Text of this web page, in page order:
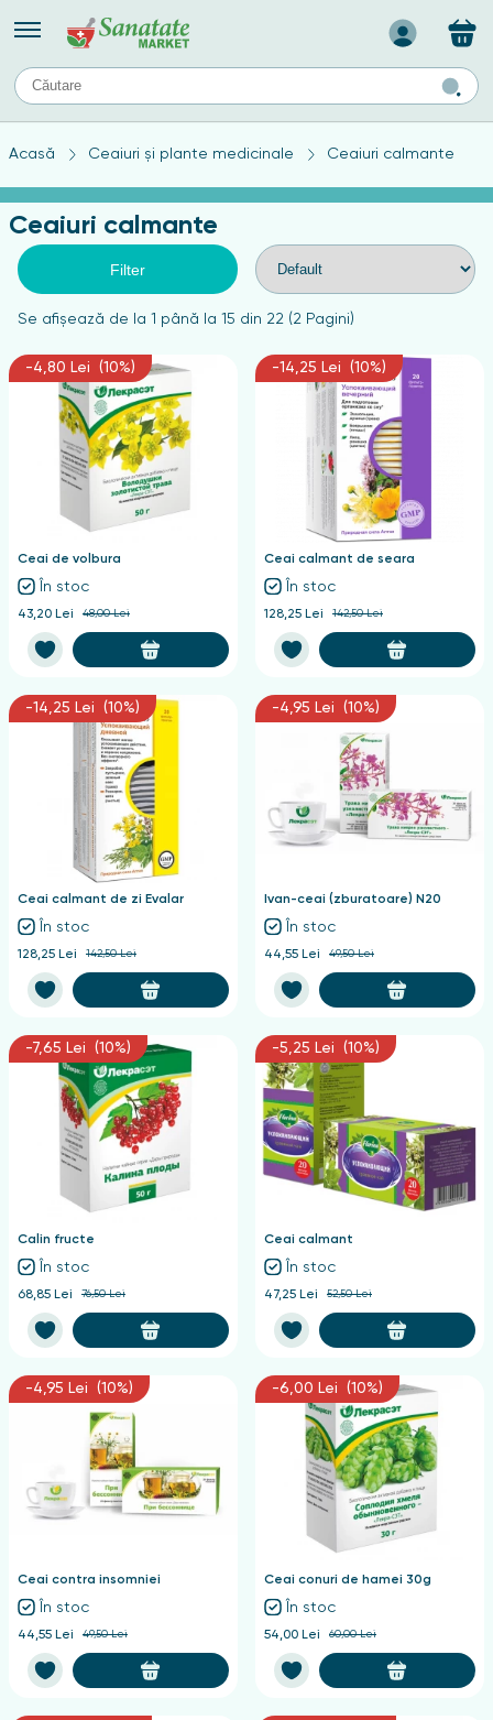
Назад
TIPURI DE TEN
Produse pentru ten mixt
Ten problematic
Produse pentru ten gras
Produse pentru ten sensibil
articulațiilor
Acasă Ceaiuri și plante medicinale Ceaiuri calmante
Ceaiuri calmante
Filter
Se afişează de la 1 până la 15 din 22 (2 Pagini)
-4,80 Lei (10%)
Ceai de volbura
În stoc
43,20 Lei 48,00 Lei
-14,25 Lei (10%)
Ceai calmant de seara
În stoc
128,25 Lei 142,50 Lei
-14,25 Lei (10%)
Ceai calmant de zi Evalar
În stoc
128,25 Lei 142,50 Lei
-4,95 Lei (10%)
Ivan-ceai (zburatoare) N20
În stoc
44,55 Lei 49,50 Lei
-7,65 Lei (10%)
Calin fructe
În stoc
68,85 Lei 76,50 Lei
-5,25 Lei (10%)
Ceai calmant
În stoc
47,25 Lei 52,50 Lei
-4,95 Lei (10%)
Ceai contra insomniei
În stoc
44,55 Lei 49,50 Lei
-6,00 Lei (10%)
Ceai conuri de hamei 30g
În stoc
54,00 Lei 60,00 Lei